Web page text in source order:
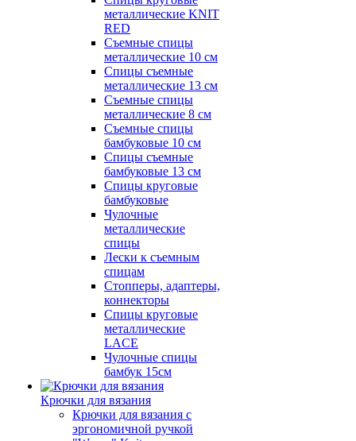
металлические KNIT
RED
Съемные спицы
металлические 10 см
Спицы съемные
металлические 13 см
Съемные спицы
металлические 8 см
Съемные спицы
бамбуковые 10 см
Спицы съемные
бамбуковые 13 см
Спицы круговые
бамбуковые
Чулочные
металлические
спицы
Лески к съемным
спицам
Стопперы, адаптеры,
коннекторы
Спицы круговые
металлические
LACE
Чулочные спицы
бамбук 15см
Крючки для вязания
Крючки для вязания с
эргономичной ручкой